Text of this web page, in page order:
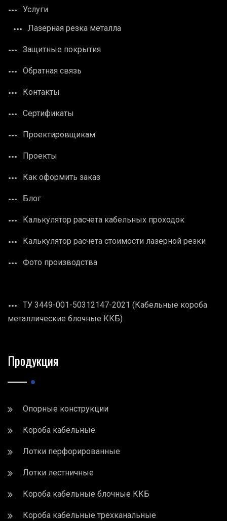
Услуги
Лазерная резка металла
Защитные покрытия
Обратная связь
Контакты
Сертификаты
Проектировщикам
Проекты
Как оформить заказ
Блог
Калькулятор расчета кабельных проходок
Калькулятор расчета стоимости лазерной резки
Фото производства
ТУ 3449-001-50312147-2021 (Кабельные короба
металлические блочные ККБ)
Продукция
Опорные конструкции
Короба кабельные
Лотки перфорированные
Лотки лестничные
Короба кабельные блочные ККБ
Короба кабельные трехканальные